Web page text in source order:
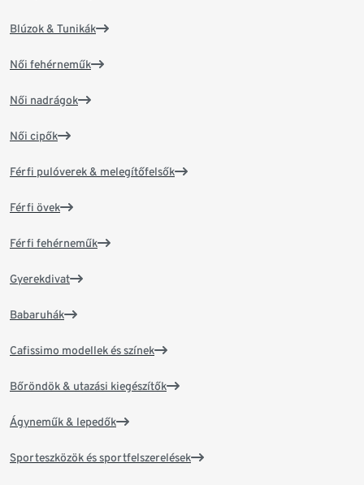
Blúzok & Tunikák
Női fehérneműk
Női nadrágok
Női cipők
Férfi pulóverek & melegítőfelsők
Férfi övek
Férfi fehérneműk
Gyerekdivat
Babaruhák
Cafissimo modellek és színek
Bőröndök & utazási kiegészítők
Ágyneműk & lepedők
Sporteszközök és sportfelszerelések